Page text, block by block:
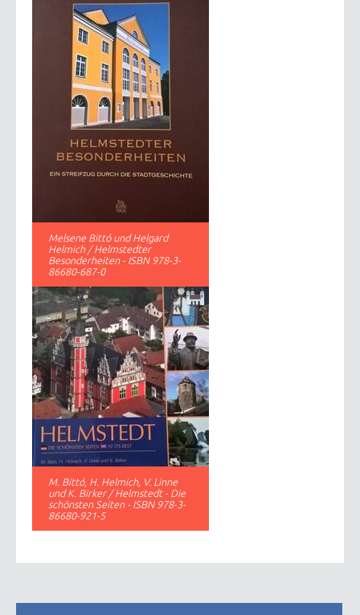
Melsene Bittó und Helgard
Helmich / Helmstedter
Besonderheiten - ISBN 978-3-
86680-687-0
M. Bittó, H. Helmich, V. Linne
und K. Birker / Helmstedt - Die
schönsten Seiten - ISBN 978-3-
86680-921-5